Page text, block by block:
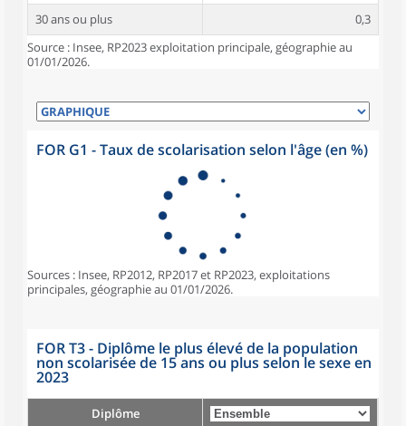
30 ans ou plus
0,3
Source : Insee, RP2023 exploitation principale, géographie au
01/01/2026.
FOR G1 - Taux de scolarisation selon l'âge (en %)
Sources : Insee, RP2012, RP2017 et RP2023, exploitations
principales, géographie au 01/01/2026.
FOR T3 - Diplôme le plus élevé de la population
non scolarisée de 15 ans ou plus selon le sexe en
2023
Diplôme